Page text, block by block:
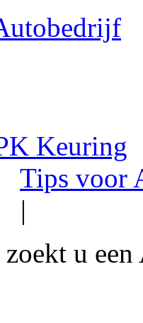
Keuring
Tips voor
|
u